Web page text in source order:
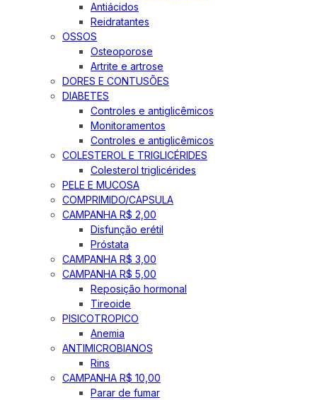
Antiácidos
Reidratantes
OSSOS
Osteoporose
Artrite e artrose
DORES E CONTUSÕES
DIABETES
Controles e antiglicêmicos
Monitoramentos
Controles e antiglicêmicos
COLESTEROL E TRIGLICÉRIDES
Colesterol triglicérides
PELE E MUCOSA
COMPRIMIDO/CAPSULA
CAMPANHA R$ 2,00
Disfunção erétil
Próstata
CAMPANHA R$ 3,00
CAMPANHA R$ 5,00
Reposição hormonal
Tireoide
PISICOTROPICO
Anemia
ANTIMICROBIANOS
Rins
CAMPANHA R$ 10,00
Parar de fumar